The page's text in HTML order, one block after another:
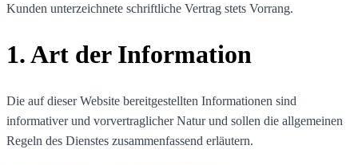
Kunden unterzeichnete schriftliche Vertrag stets Vorrang.
1. Art der Information
Die auf dieser Website bereitgestellten Informationen sind
informativer und vorvertraglicher Natur und sollen die allgemeinen
Regeln des Dienstes zusammenfassend erläutern.